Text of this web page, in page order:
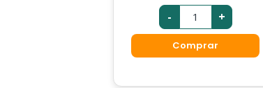
- Vinho
Chileno
Casillero
Diablo
Rose
+
Comprar